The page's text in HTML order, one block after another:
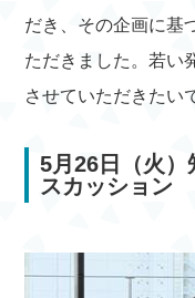
だき、その企画に基
ただきました。若い
させていただきたい
5月26日（火）
スカッション